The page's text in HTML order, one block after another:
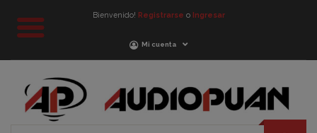
Bienvenido! Registrarse o Ingresar
Mi cuenta